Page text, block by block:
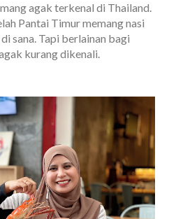
agak terkenal di Thailand.
Pantai Timur memang nasi
sana. Tapi berlainan bagi
kurang dikenali.